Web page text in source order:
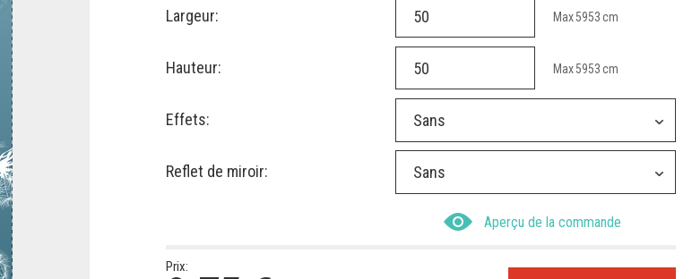
Largeur: Max5953 cm
Hauteur: Max5953 cm
Effets: Sans
Reflet de miroir: Sans
Aperçu de la commande
Prix: